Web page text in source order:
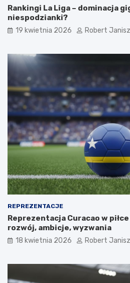
Rankingi La Liga – dominacja
niespodzianki?
19 kwietnia 2026 Robert
REPREZENTACJE
Reprezentacja Curacao w
rozwój, ambicje, wyzwania
18 kwietnia 2026 Robert